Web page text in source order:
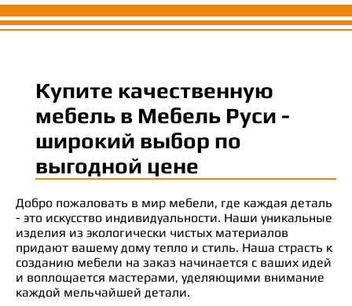
Купите качественную
мебель в Мебель Руси -
широкий выбор по
выгодной цене
Добро пожаловать в мир мебели, где каждая деталь
- это искусство индивидуальности. Наши уникальные
изделия из экологически чистых материалов
придают вашему дому тепло и стиль. Наша страсть к
созданию мебели на заказ начинается с ваших идей
и воплощается мастерами, уделяющими внимание
каждой мельчайшей детали.